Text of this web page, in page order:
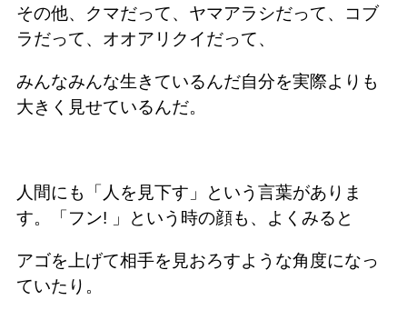
その他、クマだって、ヤマアラシだって、コブ
ラだって、オオアリクイだって、
みんなみんな生きているんだ自分を実際よりも
大きく見せているんだ。
人間にも「人を見下す」という言葉がありま
す。「フン! 」という時の顔も、よくみると
アゴを上げて相手を見おろすような角度になっ
ていたり。